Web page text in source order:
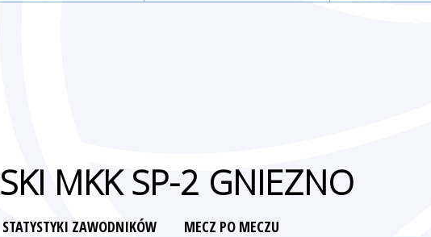
MKK SP-2 GNIEZNO
STATYSTYKI ZAWODNIKÓW MECZ PO MECZU